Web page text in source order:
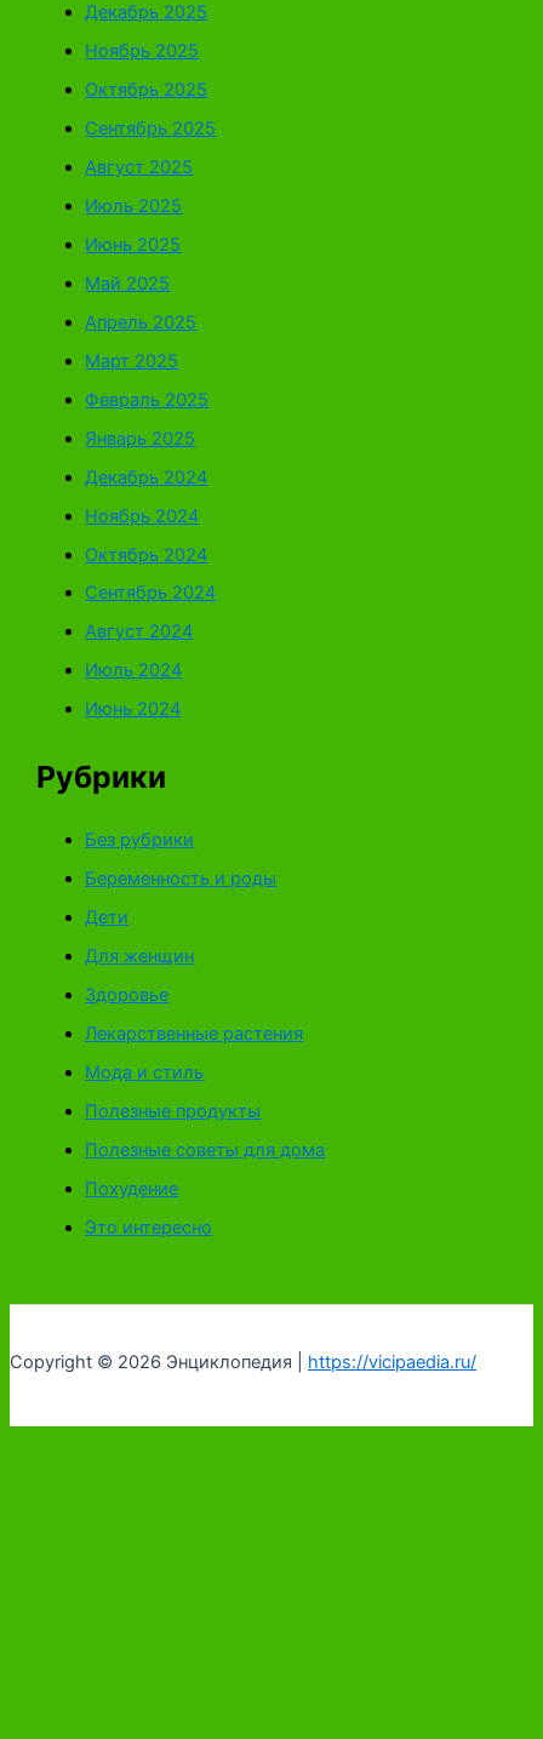
Декабрь 2025
Ноябрь 2025
Октябрь 2025
Сентябрь 2025
Август 2025
Июль 2025
Июнь 2025
Май 2025
Апрель 2025
Март 2025
Февраль 2025
Январь 2025
Декабрь 2024
Ноябрь 2024
Октябрь 2024
Сентябрь 2024
Август 2024
Июль 2024
Июнь 2024
Рубрики
Без рубрики
Беременность и роды
Дети
Для женщин
Здоровье
Лекарственные растения
Мода и стиль
Полезные продукты
Полезные советы для дома
Похудение
Это интересно
Copyright © 2026 Энциклопедия | https://vicipaedia.ru/